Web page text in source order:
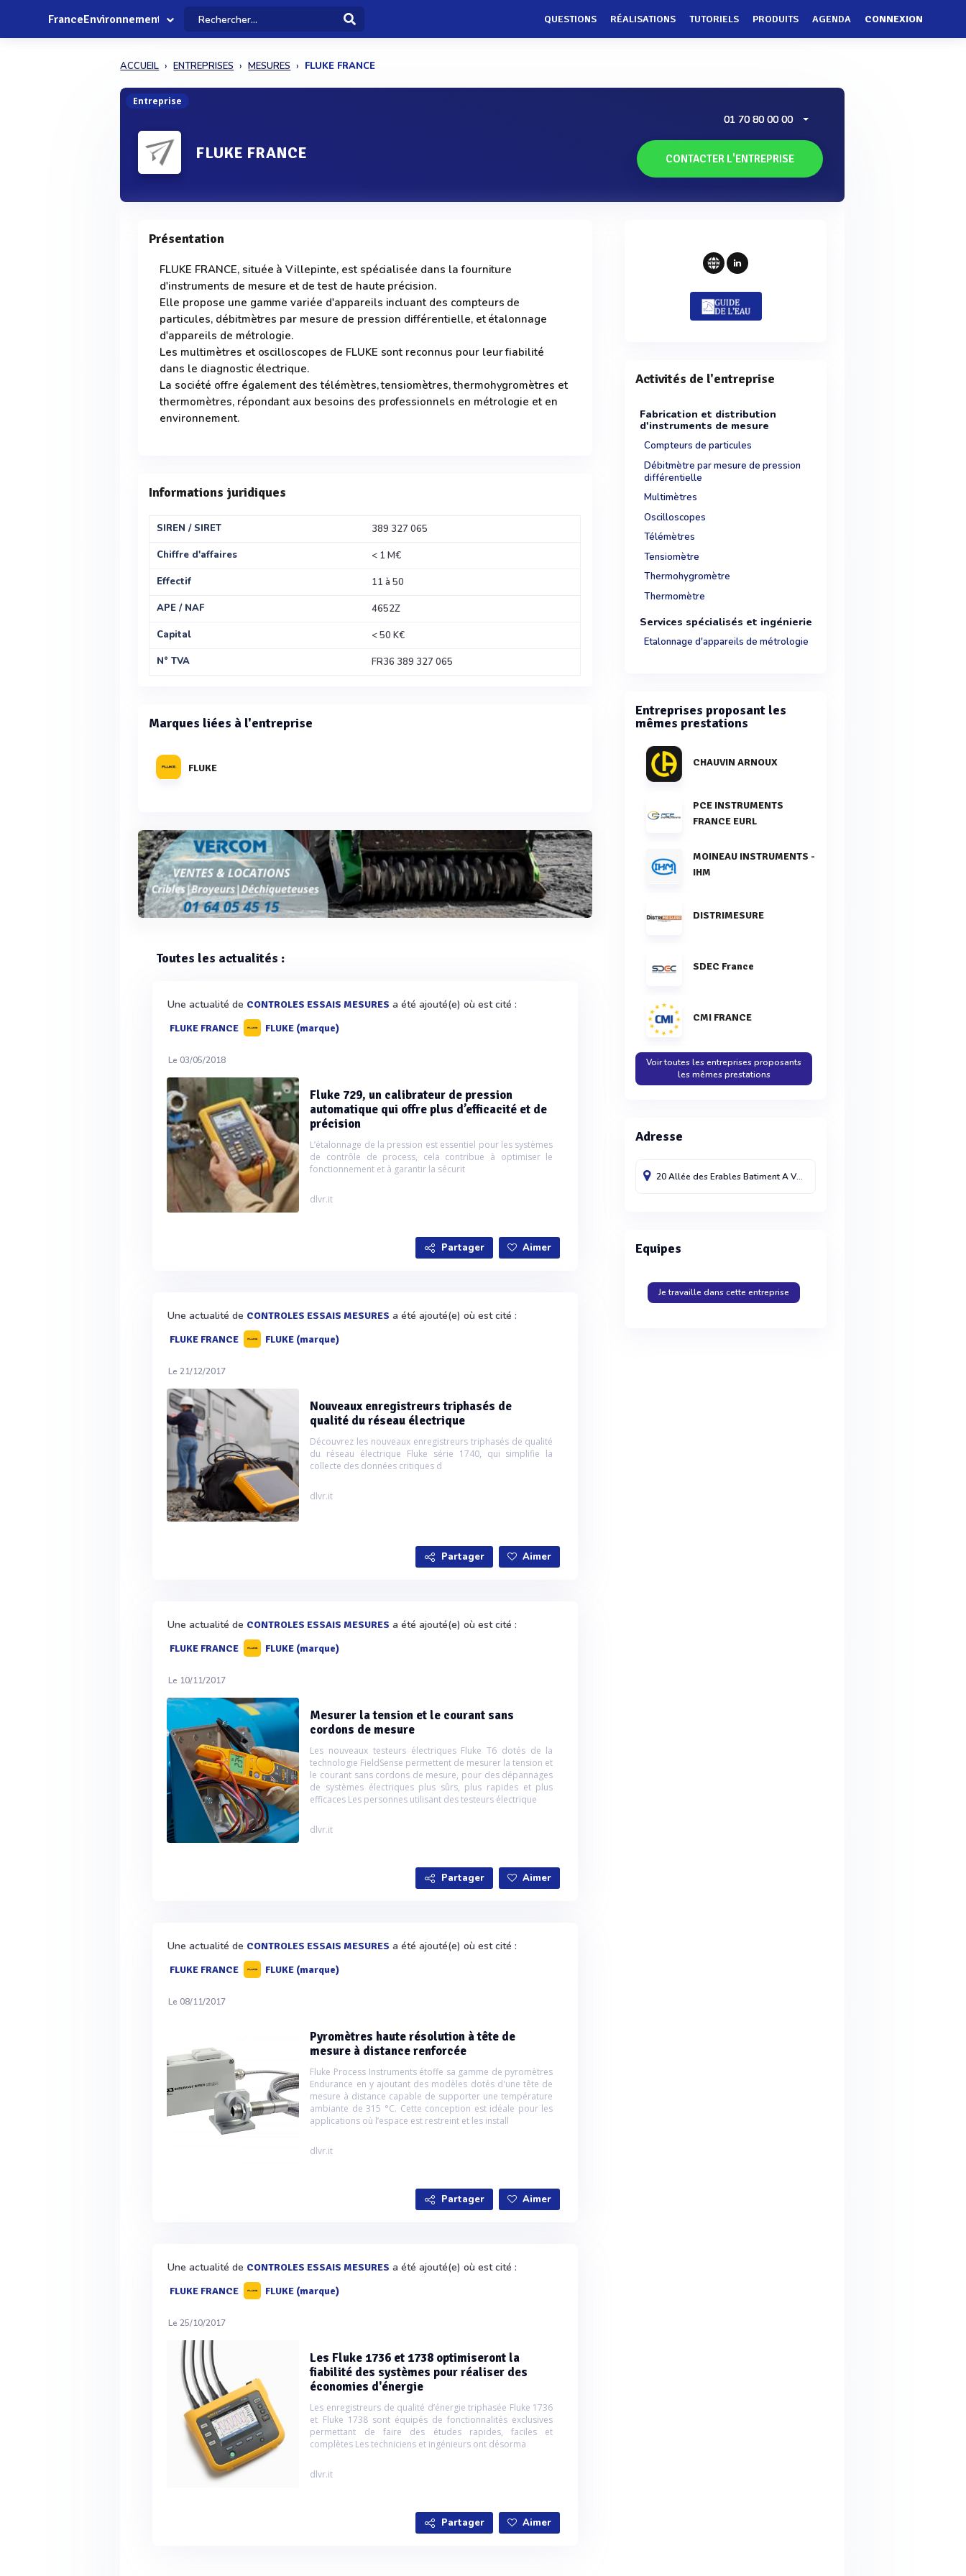
FranceEnvironnement QUESTIONS RÉALISATIONS TUTORIELS PRODUITS AGENDA CONNEXION
ACCUEIL ENTREPRISES MESURES FLUKE FRANCE
Entreprise
FLUKE FRANCE
01 70 80 00 00
CONTACTER L'ENTREPRISE
Présentation
FLUKE FRANCE, située à Villepinte, est spécialisée dans la fourniture
d'instruments de mesure et de test de haute précision.
Elle propose une gamme variée d'appareils incluant des compteurs de
particules, débitmètres par mesure de pression différentielle, et étalonnage
d'appareils de métrologie.
Les multimètres et oscilloscopes de FLUKE sont reconnus pour leur fiabilité
dans le diagnostic électrique.
La société offre également des télémètres, tensiomètres, thermohygromètres et
thermomètres, répondant aux besoins des professionnels en métrologie et en
environnement.
Informations juridiques
SIREN / SIRET
389 327 065
Chiffre d'affaires
< 1 M€
Effectif
11 à 50
APE / NAF
4652Z
Capital
< 50 K€
N° TVA
FR36 389 327 065
Marques liées à l'entreprise
FLUKE
Toutes les actualités :
Une actualité de CONTROLES ESSAIS MESURES a été ajouté(e) où est cité :
FLUKE FRANCE FLUKE (marque)
Le 03/05/2018
Fluke 729, un calibrateur de pression
automatique qui offre plus d’efficacité et de
précision
L’étalonnage de la pression est essentiel pour les systèmes
de contrôle de process, cela contribue à optimiser le
fonctionnement et à garantir la sécurit
dlvr.it
Partager Aimer
Une actualité de CONTROLES ESSAIS MESURES a été ajouté(e) où est cité :
FLUKE FRANCE FLUKE (marque)
Le 21/12/2017
Nouveaux enregistreurs triphasés de
qualité du réseau électrique
Découvrez les nouveaux enregistreurs triphasés de qualité
du réseau électrique Fluke série 1740, qui simplifie la
collecte des données critiques d
dlvr.it
Partager Aimer
Une actualité de CONTROLES ESSAIS MESURES a été ajouté(e) où est cité :
FLUKE FRANCE FLUKE (marque)
Le 10/11/2017
Mesurer la tension et le courant sans
cordons de mesure
Les nouveaux testeurs électriques Fluke T6 dotés de la
technologie FieldSense permettent de mesurer la tension et
le courant sans cordons de mesure, pour des dépannages
de systèmes électriques plus sûrs, plus rapides et plus
efficaces Les personnes utilisant des testeurs électrique
dlvr.it
Partager Aimer
Une actualité de CONTROLES ESSAIS MESURES a été ajouté(e) où est cité :
FLUKE FRANCE FLUKE (marque)
Le 08/11/2017
Pyromètres haute résolution à tête de
mesure à distance renforcée
Fluke Process Instruments étoffe sa gamme de pyromètres
Endurance en y ajoutant des modèles dotés d'une tête de
mesure à distance capable de supporter une température
ambiante de 315 °C. Cette conception est idéale pour les
applications où l’espace est restreint et les install
dlvr.it
Partager Aimer
Une actualité de CONTROLES ESSAIS MESURES a été ajouté(e) où est cité :
FLUKE FRANCE FLUKE (marque)
Le 25/10/2017
Les Fluke 1736 et 1738 optimiseront la
fiabilité des systèmes pour réaliser des
économies d'énergie
Les enregistreurs de qualité d’énergie triphasée Fluke 1736
et Fluke 1738 sont équipés de fonctionnalités exclusives
permettant de faire des études rapides, faciles et
complètes Les techniciens et ingénieurs ont désorma
dlvr.it
Partager Aimer
Activités de l'entreprise
Fabrication et distribution
d'instruments de mesure
Compteurs de particules
Débitmètre par mesure de pression
différentielle
Multimètres
Oscilloscopes
Télémètres
Tensiomètre
Thermohygromètre
Thermomètre
Services spécialisés et ingénierie
Etalonnage d'appareils de métrologie
Entreprises proposant les
mêmes prestations
CHAUVIN ARNOUX
PCE INSTRUMENTS
FRANCE EURL
MOINEAU INSTRUMENTS -
IHM
DISTRIMESURE
SDEC France
CMI FRANCE
Voir toutes les entreprises proposants
les mêmes prestations
Adresse
20 Allée des Erables Batiment AVillepinte
Equipes
Je travaille dans cette entreprise